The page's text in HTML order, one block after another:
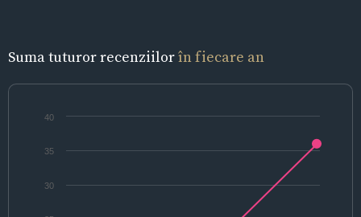
Suma tuturor recenziilorîn fiecare an
30
35
40